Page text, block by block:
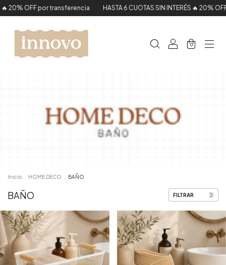
por transferencia HASTA 6 CUOTAS SIN INTERÉS 🔥 20% OFF por
0
Inicio HOME DECO BAÑO
BAÑO FILTRAR